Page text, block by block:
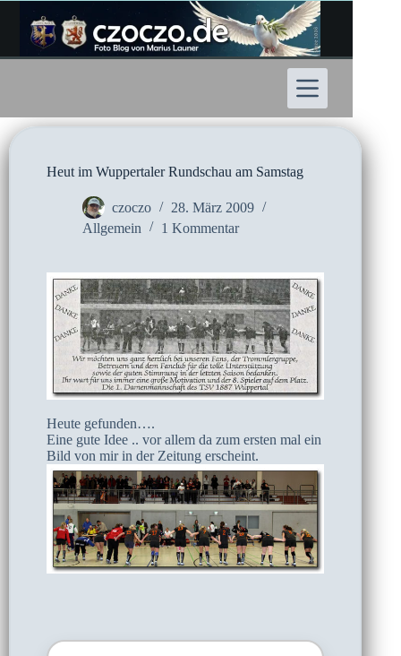
Inhalt
springen
Heut im Wuppertaler Rundschau am Samstag
czoczo
28. März 2009
Allgemein
1 Kommentar
Heute gefunden….
Eine gute Idee .. vor allem da zum ersten mal ein
Bild von mir in der Zeitung erscheint.